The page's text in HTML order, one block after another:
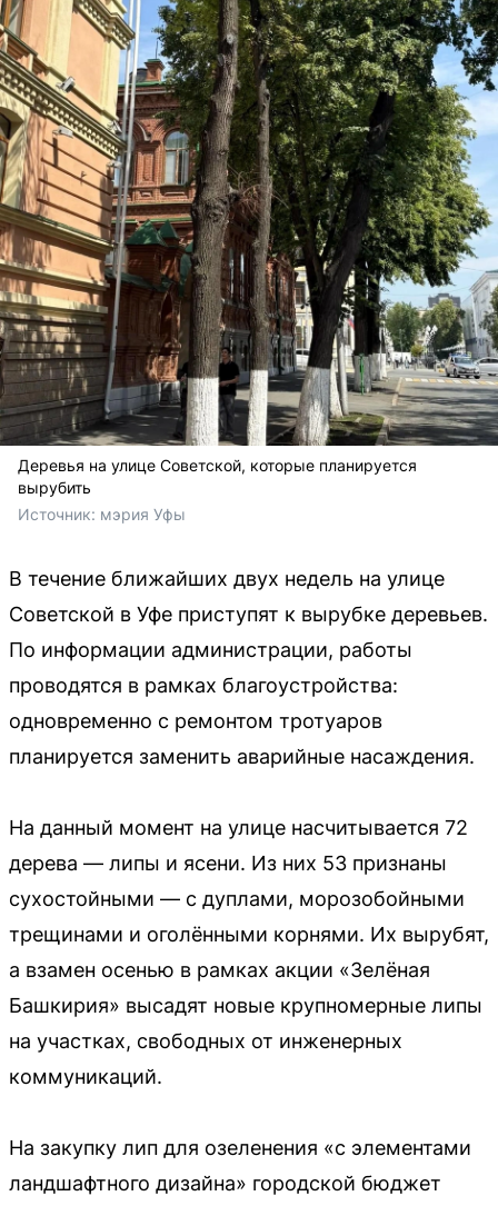
Деревья на улице Советской, которые планируется
вырубить
Источник: мэрия Уфы
В течение ближайших двух недель на улице
Советской в Уфе приступят к вырубке деревьев.
По информации администрации, работы
проводятся в рамках благоустройства:
одновременно с ремонтом тротуаров
планируется заменить аварийные насаждения.
На данный момент на улице насчитывается 72
дерева — липы и ясени. Из них 53 признаны
сухостойными — с дуплами, морозобойными
трещинами и оголёнными корнями. Их вырубят,
а взамен осенью в рамках акции «Зелёная
Башкирия» высадят новые крупномерные липы
на участках, свободных от инженерных
коммуникаций.
На закупку лип для озеленения «с элементами
ландшафтного дизайна» городской бюджет